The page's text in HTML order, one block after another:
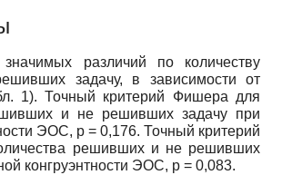
различий по количеству
задачу, в зависимости от
1). Точный критерий Фишера для
и не решивших задачу при
ЭОС, p = 0,176. Точный критерий
решивших и не решивших
конгруэнтности ЭОС, p = 0,083.